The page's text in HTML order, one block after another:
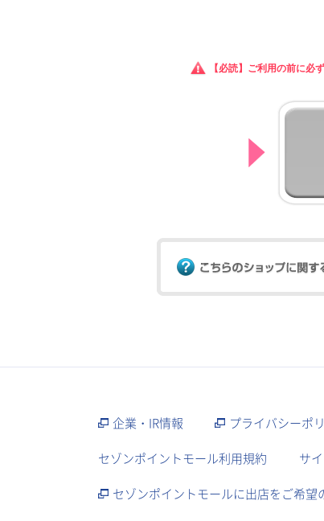
【必読】ご利用の前に必ず
企業・IR情報 プライバシーポ
セゾンポイントモール利用規約
サ
セゾンポイントモールに出店をご希望